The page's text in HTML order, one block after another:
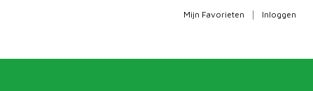
Mijn Favorieten | Inloggen